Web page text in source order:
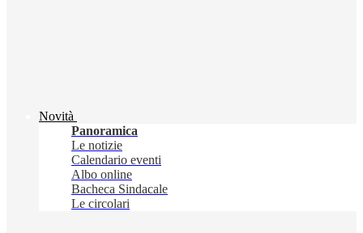
Novità
Panoramica
Le notizie
Calendario eventi
Albo online
Bacheca Sindacale
Le circolari